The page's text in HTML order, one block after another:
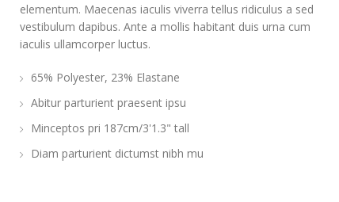
elementum. Maecenas iaculis viverra tellus ridiculus a sed
vestibulum dapibus. Ante a mollis habitant duis urna cum
iaculis ullamcorper luctus.
65% Polyester, 23% Elastane
Abitur parturient praesent ipsu
Minceptos pri 187cm/3'1.3" tall
Diam parturient dictumst nibh mu